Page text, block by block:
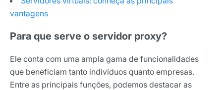
vantagens
Para que serve o servidor proxy?
Ele conta com uma ampla gama de funcionalidades
que beneficiam tanto indivíduos quanto empresas.
Entre as principais funções, podemos destacar as